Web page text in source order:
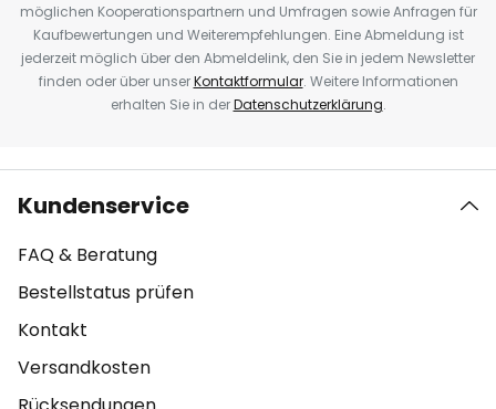
möglichen Kooperationspartnern und Umfragen sowie Anfragen für
Kaufbewertungen und Weiterempfehlungen. Eine Abmeldung ist
jederzeit möglich über den Abmeldelink, den Sie in jedem Newsletter
finden oder über unserKontaktformular. Weitere Informationen
erhalten Sie in derDatenschutzerklärung.
Kundenservice
FAQ & Beratung
Bestellstatus prüfen
Kontakt
Versandkosten